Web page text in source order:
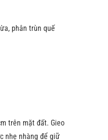
phân trùn quế
trên mặt đất. Gieo
nhẹ nhàng để giữ